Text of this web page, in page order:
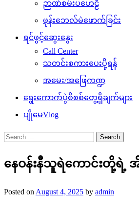
ဉာဏ်စမ်းပဟေဠိ
ဖုန်းဘေလ်မဲဖောက်ခြင်း
ရင်ဖွင့်ဆွေးနွေး
Call Center
သတင်းစကားပေးပို့ရန်
အမေး/အဖြေကဏ္ဍ
ရွေးကောက်ပွဲစိစစ်တွေ့ရှိချက်များ
ပျိုမေVlog
Search
for:
နေဝန်းနီသူရဲကောင်းတို့ရဲ့ အိ
Posted on August 4, 2025 by admin